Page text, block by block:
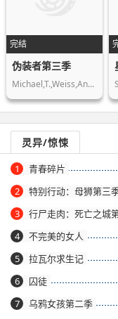
完结
伪装者第三季
Michael,T.,Weiss,Andrea,Parker
灵异/惊悚
1 青春碎片
2 特别行动：母狮第三
3 行尸走肉：死亡之城
4 不完美的女人
5 拉瓦尔求生记
6 囚徒
7 乌鸦女孩第二季